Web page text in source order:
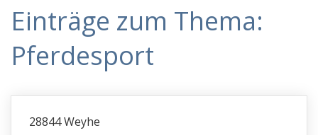
c
d
e
h
Einträge zum Thema:
Pferdesport
28844 Weyhe